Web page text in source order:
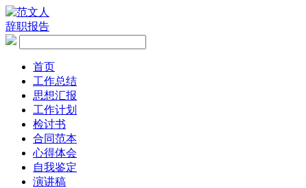
辞职报告
首页
工作总结
思想汇报
工作计划
检讨书
合同范本
心得体会
自我鉴定
演讲稿